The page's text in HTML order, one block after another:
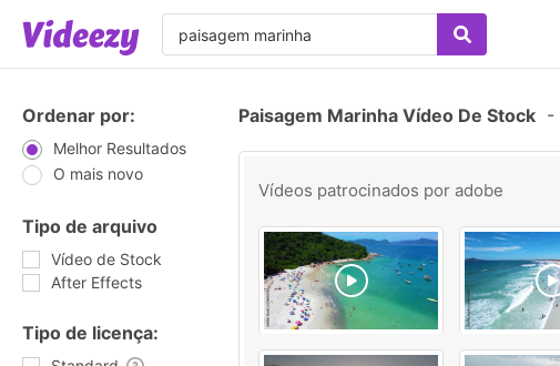
Ordenar por:
Melhor Resultados
O mais novo
Tipo de arquivo
Vídeo de Stock
After Effects
Tipo de licença:
Paisagem Marinha Vídeo De Stock -
Vídeos patrocinados por adobe